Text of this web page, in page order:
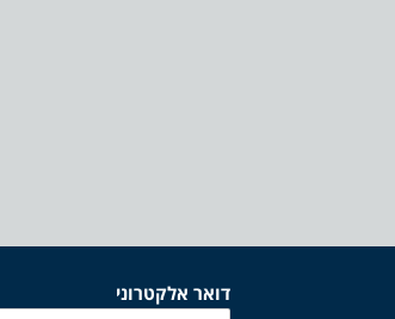
דואר אלקטרוני